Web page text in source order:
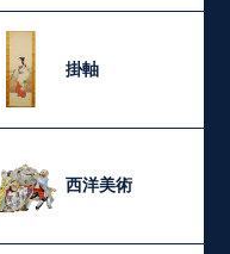
掛軸
西洋美術